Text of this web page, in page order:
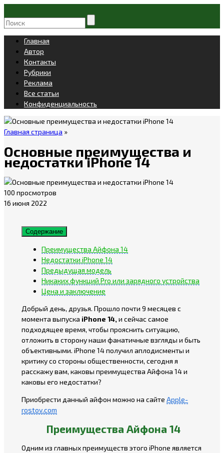
Главная
Автор
Контакты
Рубрики
Реклама
Все статьи
Конфиденциальность
Главная страница »
Основные преимущества и
недостатки iPhone 14
100 просмотров
16 июня 2022
Содержание
Преимущества Айфона 14
Недостатки iPhone 14
Предыдущая модель
Никаких функций Pro или зарядного устройства
Цена и заключение
Добрый день, друзья. Прошло почти 9 месяцев с
момента выпуска iPhone 14, и сейчас самое
подходящее время, чтобы прояснить ситуацию,
отложить в сторону наши фанатичные взгляды и быть
объективными. iPhone 14 получил аплодисменты и
критику со стороны общественности, сегодня я
расскажу вам, каковы преимущества Айфона 14 и
каковы его недостатки?
Приобрести данный айфон можно на сайте Apple-
rostov.com
Преимущества Айфона 14
Одним из главных преимуществ этого iPhone является